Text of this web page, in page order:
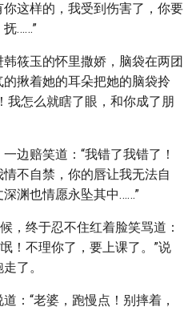
这样的，我受到伤害了，你要
……”
筱玉的怀里撒娇，脑袋在两团
揪着她的耳朵把她的脑袋拎
我怎么就瞎了眼，和你成了朋
边赔笑道：“我错了我错了！
不自禁，你的唇让我无法自
渊也情愿永坠其中……”
，终于忍不住红着脸笑骂道：
！不理你了，要上课了。”说
了。
：“老婆，跑慢点！别摔着，